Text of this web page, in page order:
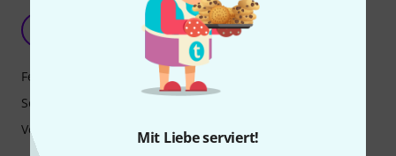
Mit Liebe serviert!
Bester regelbarer Attenuator für den Preis!
Mario G 23.02.2020
Features
Sound
Verarbeitung